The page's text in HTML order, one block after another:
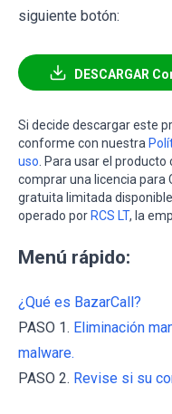
siguiente botón:
DESCARGAR
Si decide descargar este
conforme con nuestra
uso . Para usar el
comprar una licencia para
gratuita limitada
operado por RCS LT, la
Menú rápido:
¿Qué es BazarCall?
PASO 1. Eliminación
malware.
PASO 2. Revise si su